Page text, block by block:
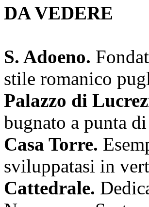
DA VEDERE
S. Adoeno.
stile romanico
Palazzo di
bugnato a punta
Casa Torre.
sviluppatasi in
Cattedrale.